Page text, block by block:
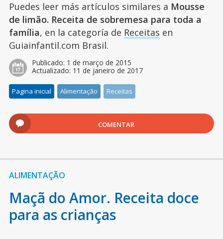
Puedes leer más artículos similares a Mousse
de limão. Receita de sobremesa para toda a
família, en la categoría de Receitas en
Guiainfantil.com Brasil.
Publicado: 1 de março de 2015
Actualizado: 11 de janeiro de 2017
Pagina inicial Alimentação Receitas
COMENTAR
ALIMENTAÇÃO
Maçã do Amor. Receita doce
para as crianças